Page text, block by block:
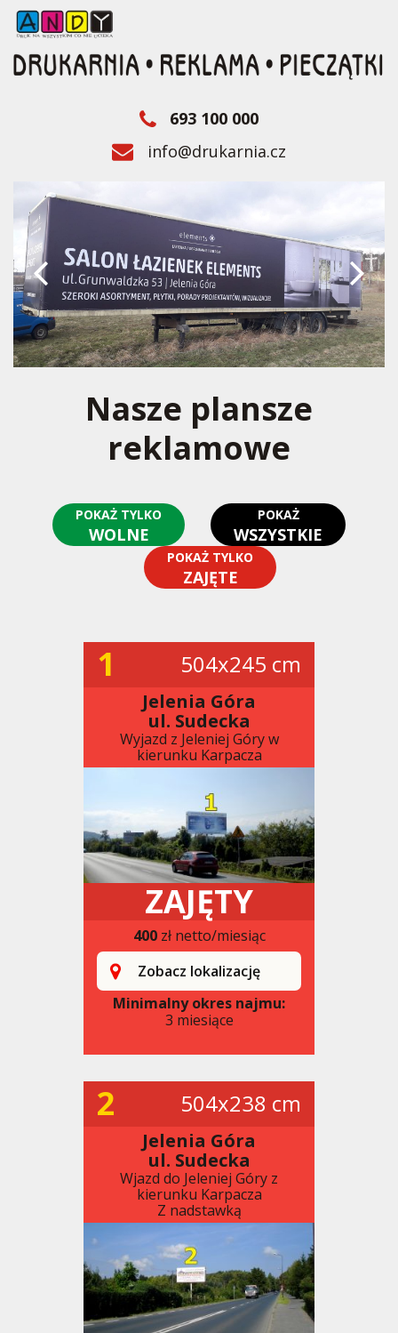
693 100 000
info@drukarnia.cz
Nasze plansze
reklamowe
POKAŻ TYLKO
WOLNE
POKAŻ
WSZYSTKIE
POKAŻ TYLKO
ZAJĘTE
1 504x245 cm
Jelenia Góra
ul. Sudecka
Wyjazd z Jeleniej Góry w
kierunku Karpacza
ZAJĘTY
400zł netto/miesiąc
Zobacz lokalizację
Minimalny okres najmu:
3 miesiące
2 504x238 cm
Jelenia Góra
ul. Sudecka
Wjazd do Jeleniej Góry z
kierunku Karpacza
Z nadstawką